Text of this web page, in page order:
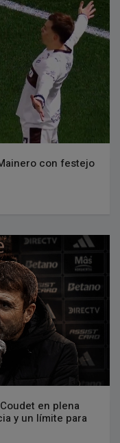
con festejo
en plena
y un límite para